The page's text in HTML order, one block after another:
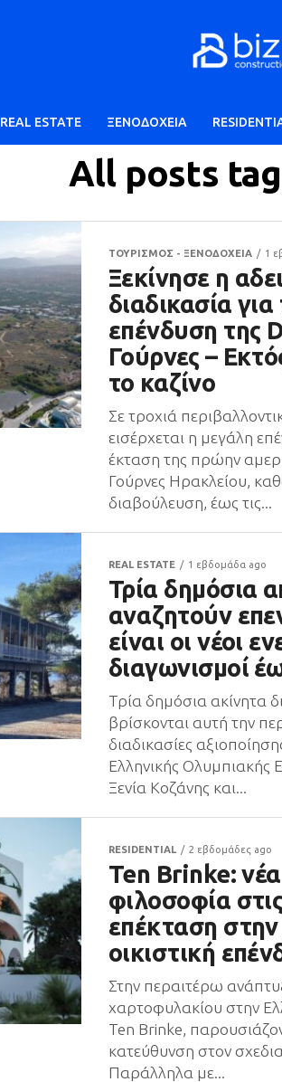
REAL ESTATE ΞΕΝΟΔΟΧΕΙΑ
All posts
ΤΟΥΡΙΣΜΟΣ - ΞΕΝΟΔΟΧΕΙΑ 1
Ξεκίνησε η
διαδικασία
επένδυση της
Γούρνες –
το καζίνο
Σε τροχιά
εισέρχεται η μεγάλη
έκταση της πρώην
Γούρνες Ηρακλείου,
διαβούλευση, έως τις...
REAL ESTATE 1 εβδομάδα ago
Τρία δημόσια
αναζητούν
είναι οι νέοι
διαγωνισμοί
Τρία δημόσια ακίνητα
βρίσκονται αυτή την
διαδικασίες
Ελληνικής Ολυμπιακής
Ξενία Κοζάνης και...
RESIDENTIAL 2 εβδομάδες ago
Ten Brinke:
φιλοσοφία
επέκταση
οικιστική
Στην περαιτέρω
χαρτοφυλακίου στην
Ten Brinke,
κατεύθυνση στον
Παράλληλα με...